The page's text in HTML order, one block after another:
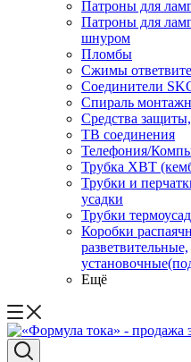
Патроны для
Патроны для
шнуром
Пломбы
Сжимы
Соединители
Спираль
Средства
ТВ соединения
Телефония/
Трубка ХВТ
Трубки и
усадки
Трубки
Коробки
разветвительные,
Ещё